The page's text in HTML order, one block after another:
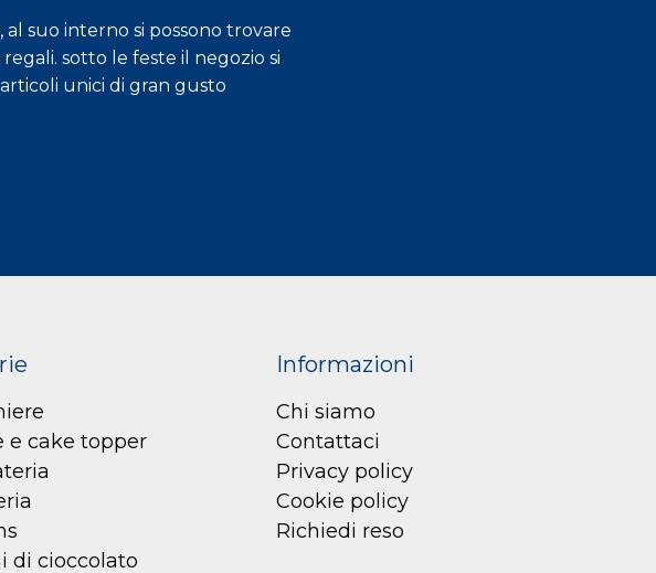
suo interno si possono trovare
sotto le feste il negozio si
unici di gran gusto
e cake topper
di cioccolato
Informazioni
Chi siamo
Contattaci
Privacy policy
Cookie policy
Richiedi reso